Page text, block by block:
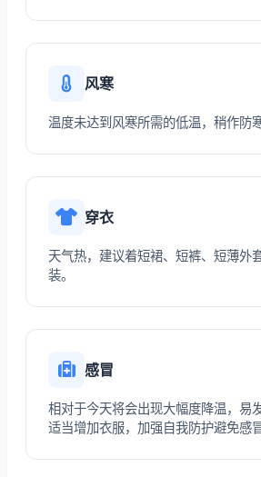
风寒
温度未达到风寒所需的低温，稍作防
穿衣
天气热，建议着短裙、短裤、短薄外
装。
感冒
相对于今天将会出现大幅度降温，易
适当增加衣服，加强自我防护避免感冒